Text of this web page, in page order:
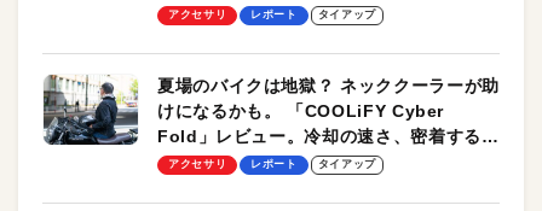
ーも
アクセサリ レポート タイアップ
夏場のバイクは地獄？ ネッククーラーが助
けになるかも。 「COOLiFY Cyber
Fold」レビュー。冷却の速さ、密着する冷
却プレート、シンプルな操作性がグッド！
アクセサリ レポート タイアップ